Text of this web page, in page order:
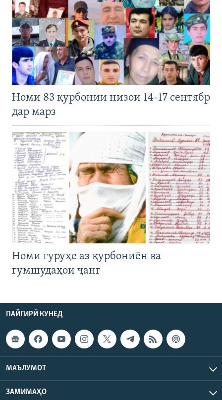
Номи 83 қурбонии низои 14-17 сентябр
дар марз
Номи гуруҳе аз қурбониён ва
гумшудаҳои ҷанг
ПАЙГИРӢ КУНЕД
МАЪЛУМОТ
ЗАМИМАҲО